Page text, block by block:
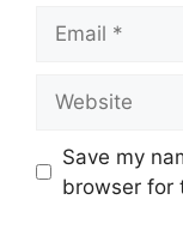
Save my
browser for